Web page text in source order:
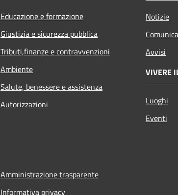
Educazione e formazione
Giustizia e sicurezza pubblica
Tributi,finanze e contravvenzioni
Ambiente
Salute, benessere e assistenza
Autorizzazioni
Notizie
Avvisi
VIVERE
Luoghi
Eventi
Amministrazione trasparente
Informativa privacy